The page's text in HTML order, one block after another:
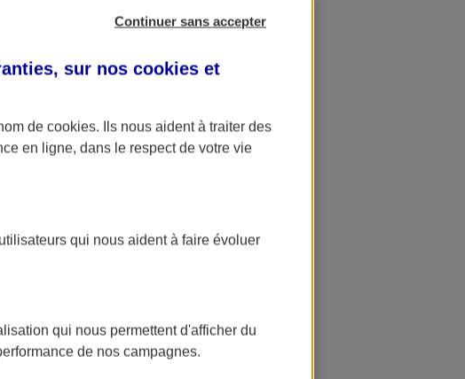
Continuer sans accepter
sur nos cookies et
de cookies. Ils nous aident à traiter des
en ligne, dans le respect de votre vie
qui nous aident à faire évoluer
qui nous permettent d'afficher du
de nos campagnes.